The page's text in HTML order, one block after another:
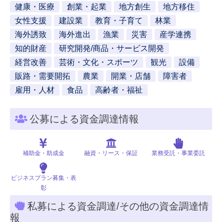
健康・医療 創業・起業 地方創生
地方移住
女性支援
建設業 教育・子育て
林業
海外誘致
海外進出 漁業 災害
産学連携
知的財産
研究開発/商品・サービス開発
経営改善
芸術・文化・スポーツ 観光
設備
販路・需要開拓
農業 開業・店舗
障害者
雇用・人材
食品 高齢者・福祉
公募による資金調達情報
補助金・助成金 融資・リース・保証 業務受託・事業委託
ビジネスプラン募集・表
彰
私募による資金調達/その他の資金調達情
報